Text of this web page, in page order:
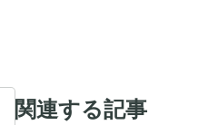
関連する記事